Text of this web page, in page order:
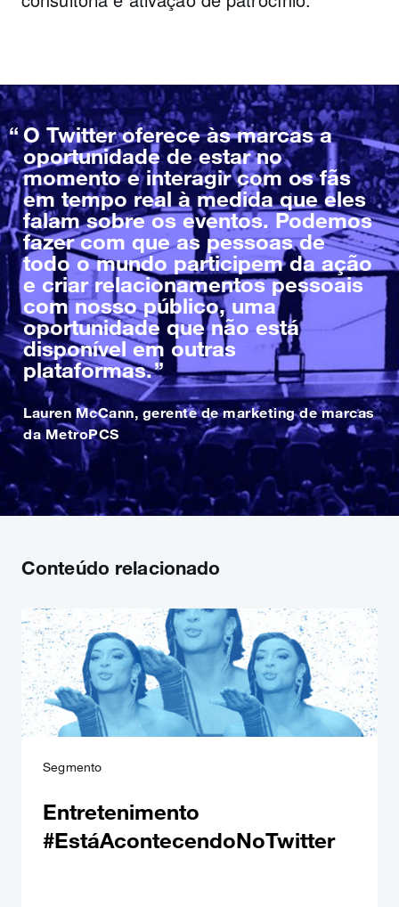
O Twitter oferece às marcas a
oportunidade de estar no
momento e interagir com os fãs
em tempo real à medida que eles
falam sobre os eventos. Podemos
fazer com que as pessoas de
todo o mundo participem da ação
e criar relacionamentos pessoais
com nosso público, uma
oportunidade que não está
disponível em outras
plataformas.
Lauren McCann, gerente de marketing de marcas
da MetroPCS
Conteúdo relacionado
Segmento
Entretenimento
#EstáAcontecendoNoTwitter